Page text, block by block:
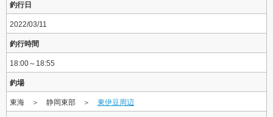
釣行日
2022/03/11
釣行時間
18:00～18:55
釣場
東海 ＞ 静岡東部 ＞ 東伊豆周辺